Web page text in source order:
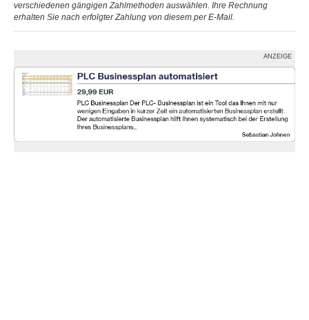
verschiedenen gängigen Zahlmethoden auswählen. Ihre Rechnung
erhalten Sie nach erfolgter Zahlung von diesem per E-Mail.
ANZEIGE